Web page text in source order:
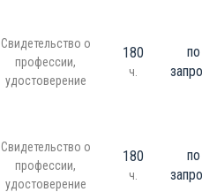
Свидетельство о
профессии,
удостоверение
180
ч.
по
Свидетельство о
профессии,
удостоверение
180
ч.
по